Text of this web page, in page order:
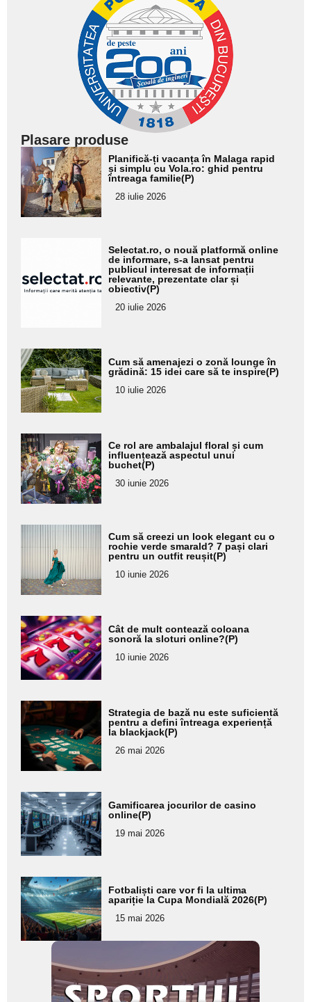
Plasare produse
Adaugă
aici textul
pentru
subtitlu
Planifică-ți vacanța în Malaga rapid
și simplu cu Vola.ro: ghid pentru
întreaga familie(P)
28 iulie 2026
pentru
subtitlu
Selectat.ro, o nouă platformă online
de informare, s-a lansat pentru
publicul interesat de informații
relevante, prezentate clar și
obiectiv(P)
20 iulie 2026
Adaugă
aici textul
pentru
subtitlu
Cum să amenajezi o zonă lounge în
grădină: 15 idei care să te inspire(P)
10 iulie 2026
Adaugă
aici textul
pentru
subtitlu
Ce rol are ambalajul floral și cum
influențează aspectul unui
buchet(P)
30 iunie 2026
Adaugă
aici textul
pentru
subtitlu
Cum să creezi un look elegant cu o
rochie verde smarald? 7 pași clari
pentru un outfit reușit(P)
10 iunie 2026
Adaugă
aici textul
pentru
subtitlu
Cât de mult contează coloana
sonoră la sloturi online?(P)
10 iunie 2026
Adaugă
aici textul
pentru
subtitlu
Strategia de bază nu este suficientă
pentru a defini întreaga experiență
la blackjack(P)
26 mai 2026
Adaugă
aici textul
pentru
subtitlu
Gamificarea jocurilor de casino
online(P)
19 mai 2026
Adaugă
aici textul
pentru
subtitlu
Fotbaliști care vor fi la ultima
apariție la Cupa Mondială 2026(P)
15 mai 2026